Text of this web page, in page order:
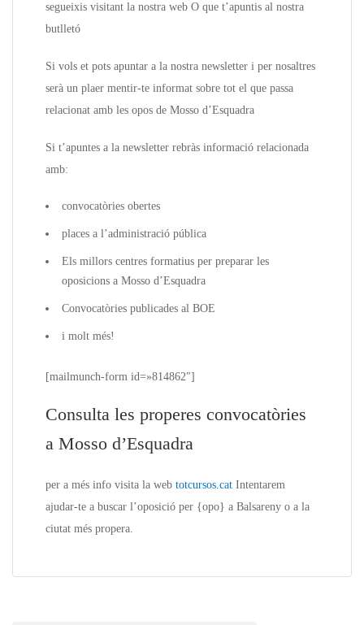
segueixis visitant la nostra web O que t’apuntis al nostra
butlletó
Si vols et pots apuntar a la nostra newsletter i per nosaltres
serà un plaer mentir-te informat sobre tot el que passa
relacionat amb les opos de Mosso d’Esquadra
Si t’apuntes a la newsletter rebràs informació relacionada
amb:
convocatòries obertes
places a l’administració pública
Els millors centres formatius per preparar les
oposicions a Mosso d’Esquadra
Convocatòries publicades al BOE
i molt més!
[mailmunch-form id=»814862″]
Consulta les properes convocatòries
a Mosso d’Esquadra
per a més info visita la web totcursos.cat Intentarem
ajudar-te a buscar l’oposició per {opo} a Balsareny o a la
ciutat més propera.